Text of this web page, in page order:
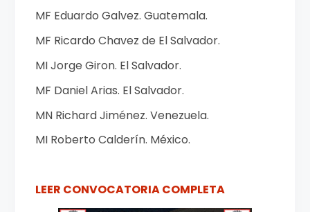
MF Eduardo Galvez. Guatemala.
MF Ricardo Chavez de El Salvador.
MI Jorge Giron. El Salvador.
MF Daniel Arias. El Salvador.
MN Richard Jiménez. Venezuela.
MI Roberto Calderín. México.
LEER CONVOCATORIA COMPLETA